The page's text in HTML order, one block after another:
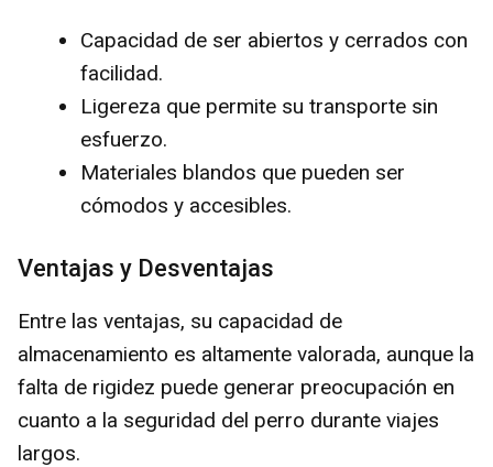
Capacidad de ser abiertos y cerrados con
facilidad.
Ligereza que permite su transporte sin
esfuerzo.
Materiales blandos que pueden ser
cómodos y accesibles.
Ventajas y Desventajas
Entre las ventajas, su capacidad de
almacenamiento es altamente valorada, aunque la
falta de rigidez puede generar preocupación en
cuanto a la seguridad del perro durante viajes
largos.